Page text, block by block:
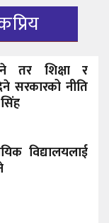
तर शिक्षा र
सरकारको नीति
विद्यालयलाई